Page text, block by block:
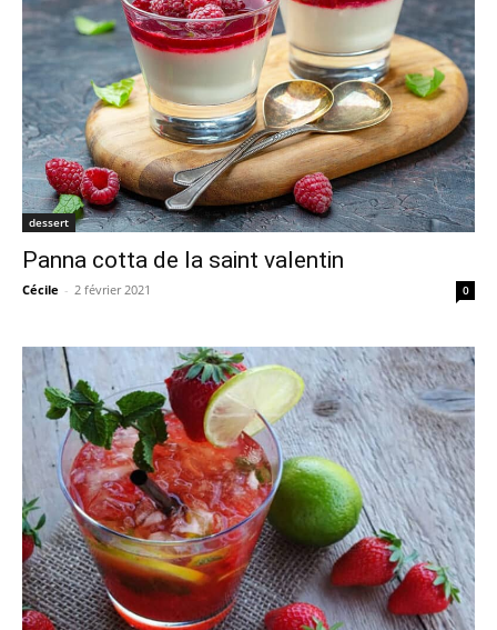
dessert
Panna cotta de la saint valentin
Cécile - 2 février 2021 0